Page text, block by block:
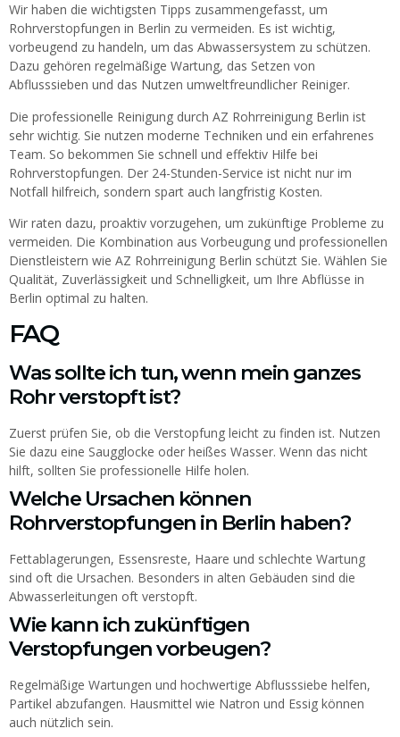
Wir haben die wichtigsten Tipps zusammengefasst, um
Rohrverstopfungen in Berlin zu vermeiden. Es ist wichtig,
vorbeugend zu handeln, um das Abwassersystem zu schützen.
Dazu gehören regelmäßige Wartung, das Setzen von
Abflusssieben und das Nutzen umweltfreundlicher Reiniger.
Die professionelle Reinigung durch AZ Rohrreinigung Berlin ist
sehr wichtig. Sie nutzen moderne Techniken und ein erfahrenes
Team. So bekommen Sie schnell und effektiv Hilfe bei
Rohrverstopfungen. Der 24-Stunden-Service ist nicht nur im
Notfall hilfreich, sondern spart auch langfristig Kosten.
Wir raten dazu, proaktiv vorzugehen, um zukünftige Probleme zu
vermeiden. Die Kombination aus Vorbeugung und professionellen
Dienstleistern wie AZ Rohrreinigung Berlin schützt Sie. Wählen Sie
Qualität, Zuverlässigkeit und Schnelligkeit, um Ihre Abflüsse in
Berlin optimal zu halten.
FAQ
Was sollte ich tun, wenn mein ganzes
Rohr verstopft ist?
Zuerst prüfen Sie, ob die Verstopfung leicht zu finden ist. Nutzen
Sie dazu eine Saugglocke oder heißes Wasser. Wenn das nicht
hilft, sollten Sie professionelle Hilfe holen.
Welche Ursachen können
Rohrverstopfungen in Berlin haben?
Fettablagerungen, Essensreste, Haare und schlechte Wartung
sind oft die Ursachen. Besonders in alten Gebäuden sind die
Abwasserleitungen oft verstopft.
Wie kann ich zukünftigen
Verstopfungen vorbeugen?
Regelmäßige Wartungen und hochwertige Abflusssiebe helfen,
Partikel abzufangen. Hausmittel wie Natron und Essig können
auch nützlich sein.